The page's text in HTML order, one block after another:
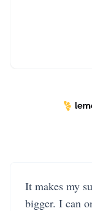
It makes my
bigger. I can